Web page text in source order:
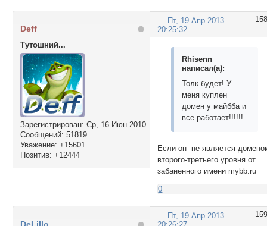
158
Пт, 19 Апр 2013
20:25:32
Deff
Тутошний...
Зарегистрирован: Ср, 16 Июн 2010
Сообщений: 51819
Уважение: +15601
Позитив: +12444
Rhisenn
написал(а):
Толк будет! У
меня куплен
домен у майбба и
все работает!!!!!!
Если он не является
второго-третьего уровня от
забаненного имени mybb.ru
0
159
Пт, 19 Апр 2013